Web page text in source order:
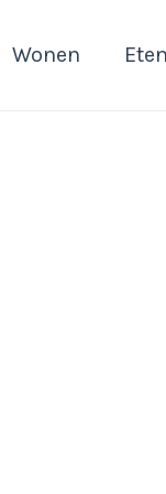
Wonen Eten